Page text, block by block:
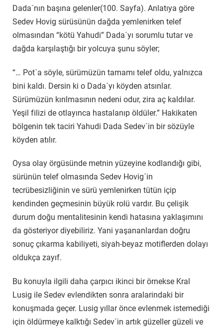
Dada´nın başına gelenler(100. Sayfa). Anlatıya göre
Sedev Hovig sürüsünün dağda yemlenirken telef
olmasından “kötü Yahudi” Dada´yı sorumlu tutar ve
dağda karşılaştığı bir yolcuya şunu söyler;
“… Pot´a söyle, sürümüzün tamamı telef oldu, yalnızca
bini kaldı. Dersin ki o Dada´yı köyden atsınlar.
Sürümüzün kırılmasının nedeni odur, zira aç kaldılar.
Yeşil filizi de otlayınca hastalanıp öldüler.” Hakikaten
bölgenin tek taciri Yahudi Dada Sedev´in bir sözüyle
köyden atılır.
Oysa olay örgüsünde metnin yüzeyine kodlandığı gibi,
sürünün telef olmasında Sedev Hovig´in
tecrübesizliğinin ve sürü yemlenirken tütün içip
kendinden geçmesinin büyük rolü vardır. Bu çelişik
durum doğu mentalitesinin kendi hatasına yaklaşımını
da gösteriyor diyebiliriz. Yani yaşananlardan doğru
sonuç çıkarma kabiliyeti, siyah-beyaz motiflerden dolayı
oldukça zayıf.
Bu konuyla ilgili daha çarpıcı ikinci bir örnekse Kral
Lusig ile Sedev evlendikten sonra aralarindaki bir
konuşmada geçer. Lusig yıllar önce evlenmek istemediği
için öldürmeye kalktığı Sedev´in artık güzeller güzeli ve